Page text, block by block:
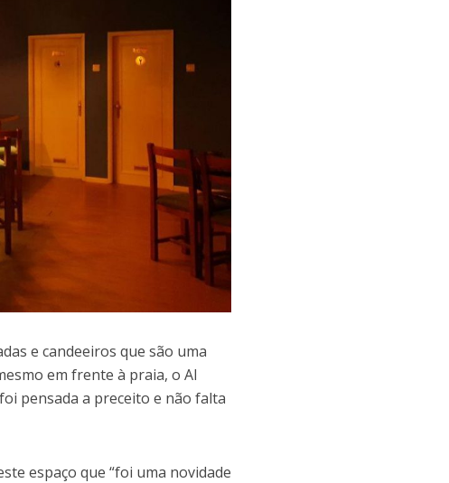
e candeeiros que são uma
em frente à praia, o Al
pensada a preceito e não falta
espaço que “foi uma novidade